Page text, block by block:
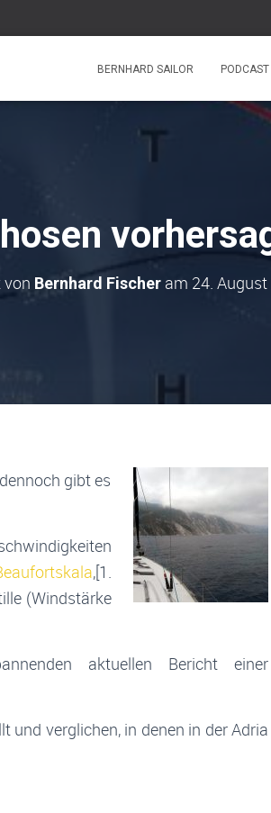
BERNHARD SAILOR PODCAST
Bernhard Fischeram 24.
gibt es
,[1.
(Windstärke
aktuellen Bericht einer
und verglichen, in denen in der Adria